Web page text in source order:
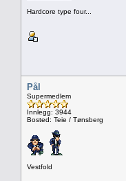
Hardcore type four...
Pål
Supermedlem
Innlegg: 3944
Bosted: Teie / Tønsberg
Vestfold